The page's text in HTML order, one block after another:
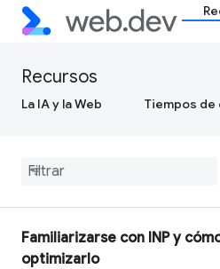
Recursos
La IA y la Web Tiempos de
Familiarizarse con INP y
optimizarlo